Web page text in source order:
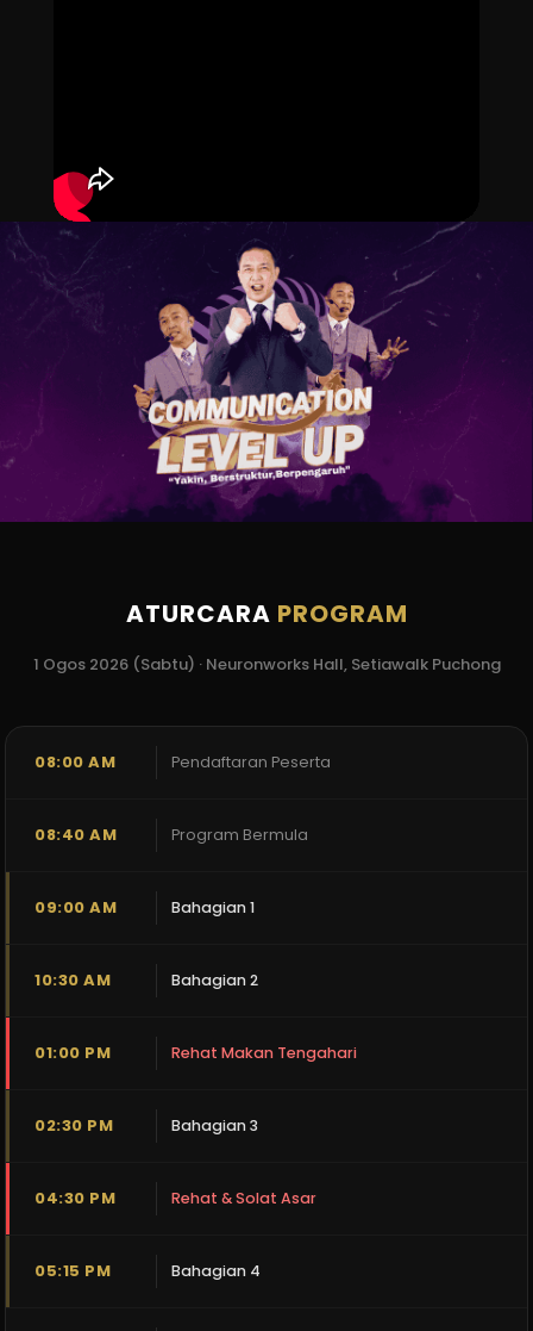
ATURCARA PROGRAM
1 Ogos 2026 (Sabtu) · Neuronworks Hall, Setiawalk Puchong
08:00 AM Pendaftaran Peserta
08:40 AM Program Bermula
09:00 AM Bahagian 1
10:30 AM Bahagian 2
01:00 PM Rehat Makan Tengahari
02:30 PM Bahagian 3
04:30 PM Rehat & Solat Asar
05:15 PM Bahagian 4